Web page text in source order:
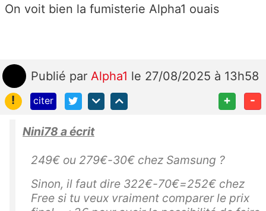
On voit bien la fumisterie Alpha1 ouais
Publié par Alpha1 le 27/08/2025 à 13h58
!
citer + -
Nini78 a écrit
249€ ou 279€-30€ chez Samsung ?
Sinon, il faut dire 322€-70€=252€ chez
Free si tu veux vraiment comparer le prix